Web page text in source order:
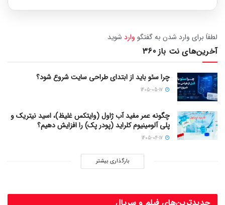
لطفاَ برای وارد شدن به گفتگو وارد شوید
آخرین‌های نت باز 360
چرا سئو باید از ابتدای طراحی سایت شروع شود؟
چگونه عمر مفید آب ژاول (وایتکس غلیظ)، اسید نیتریک و
پلی آلومینیوم کلراید (پودر پک) را افزایش دهیم؟
بارگذاری بیشتر